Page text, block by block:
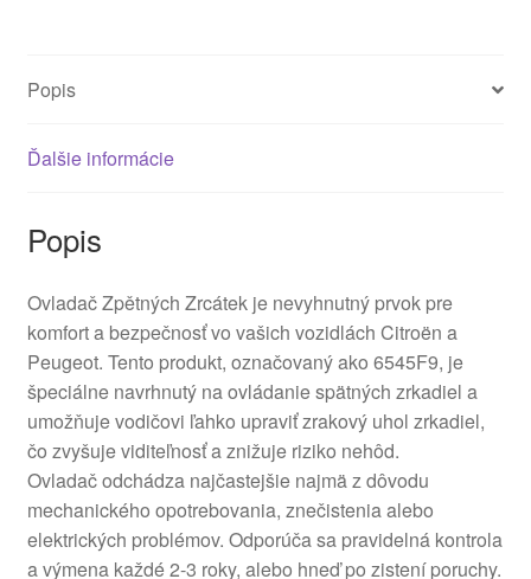
Popis
Ďalšie informácie
Popis
Ovladač Zpětných Zrcátek je nevyhnutný prvok pre
komfort a bezpečnosť vo vašich vozidlách Citroën a
Peugeot. Tento produkt, označovaný ako 6545F9, je
špeciálne navrhnutý na ovládanie spätných zrkadiel a
umožňuje vodičovi ľahko upraviť zrakový uhol zrkadiel,
čo zvyšuje viditeľnosť a znižuje riziko nehôd.
Ovladač odchádza najčastejšie najmä z dôvodu
mechanického opotrebovania, znečistenia alebo
elektrických problémov. Odporúča sa pravidelná kontrola
a výmena každé 2-3 roky, alebo hneď po zistení poruchy.